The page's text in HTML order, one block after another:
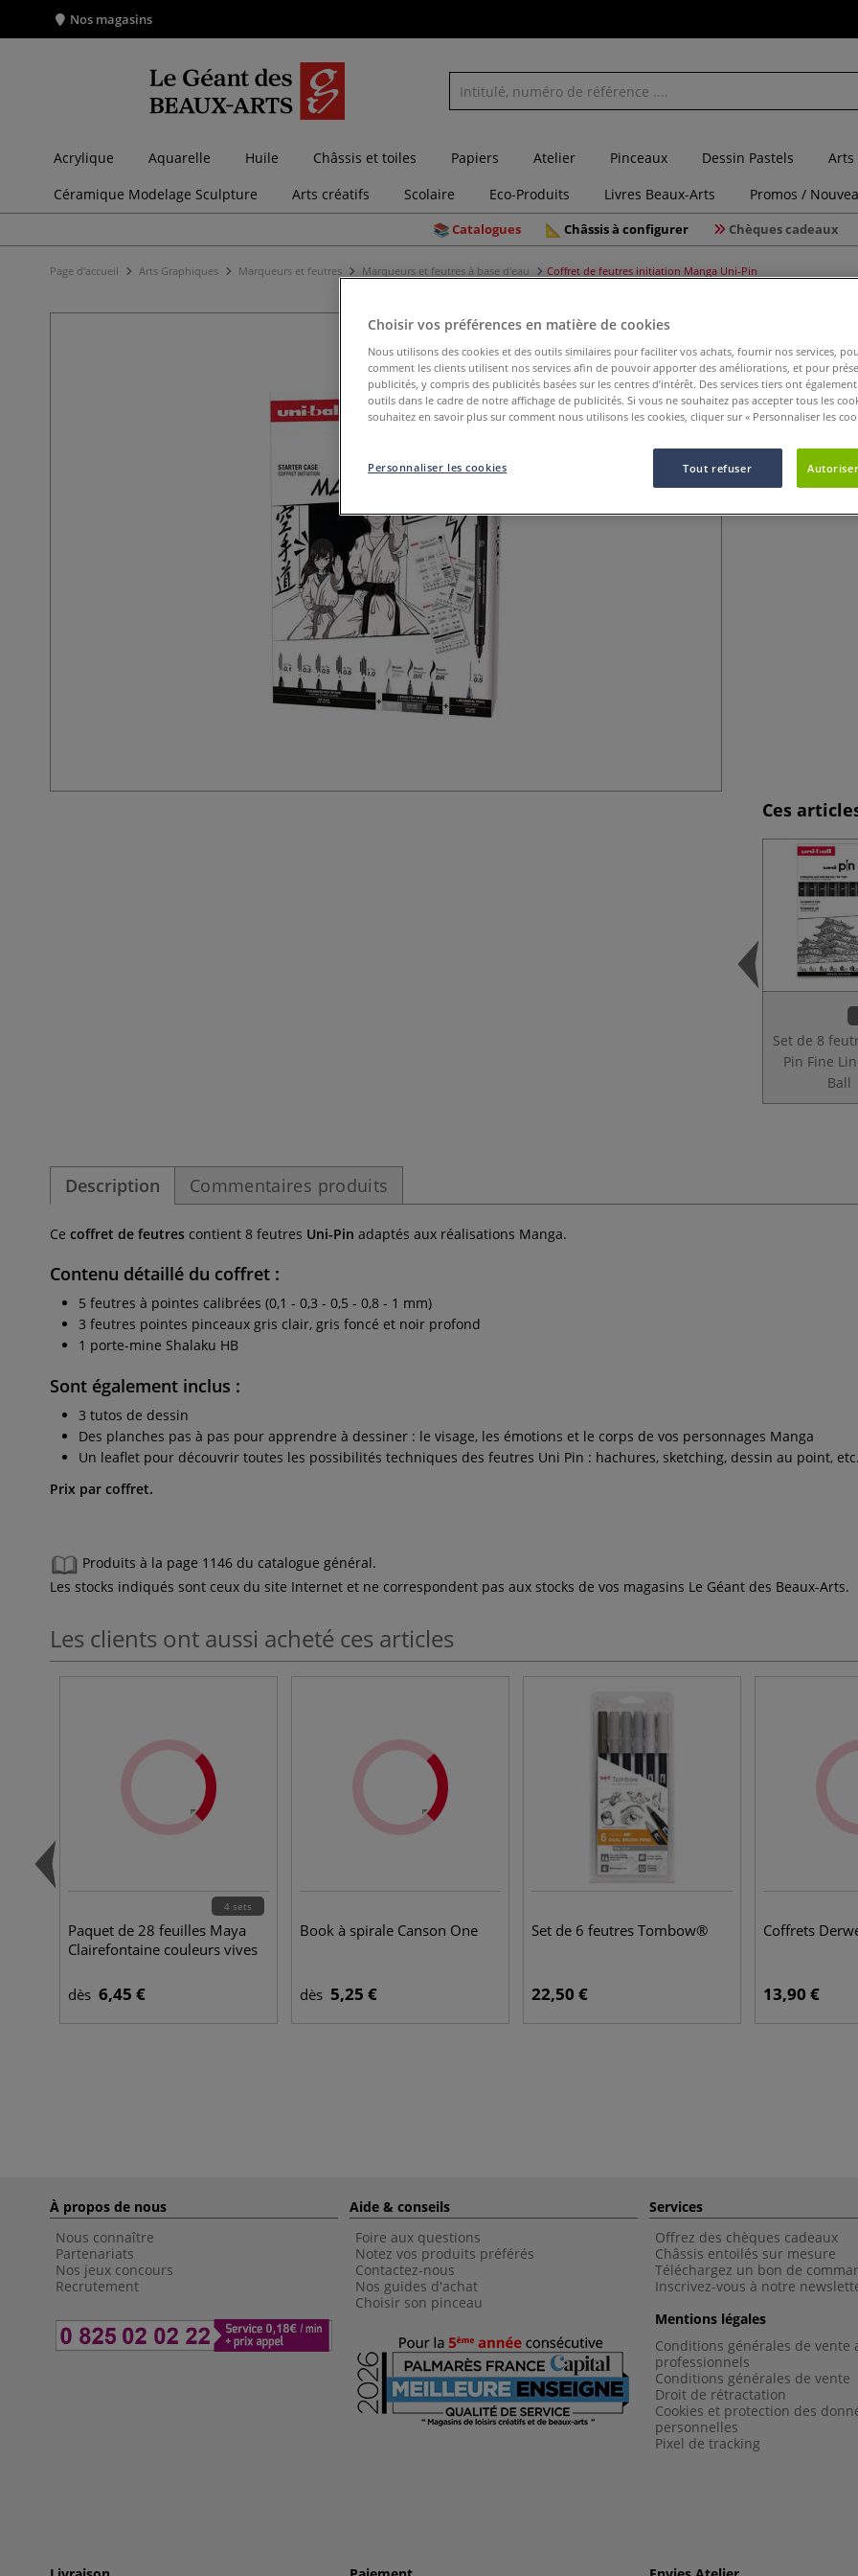
Nos magasins
Acrylique Aquarelle Huile Châssis et toiles Papiers Atelier Pinceaux Dessin Pastels
Arts
Céramique Modelage Sculpture
Arts créatifs Scolaire Eco-Produits Livres Beaux-Arts Promos /
Catalogues Châssis à configurer Chèques cadeaux
Page d'accueil Arts Graphiques Marqueurs et feutres Marqueurs et feutres à base d'eau Coffret de feutres initiation Manga Uni-Pin
Pin
Ces
Set de 8
Pin Fine
Ball
Description Commentaires produits
Ce coffret de feutres contient 8 feutres Uni-Pin adaptés aux réalisations Manga.
Contenu détaillé du coffret :
5 feutres à pointes calibrées (0,1 - 0,3 - 0,5 - 0,8 - 1 mm)
3 feutres pointes pinceaux gris clair, gris foncé et noir profond
1 porte-mine Shalaku HB
Sont également inclus :
3 tutos de dessin
Des planches pas à pas pour apprendre à dessiner : le visage, les émotions et le corps de vos personnages Manga
Un leaflet pour découvrir toutes les possibilités techniques des feutres Uni Pin : hachures, sketching, dessin au point,
Prix par coffret.
Produits à la page 1146 du catalogue général.
Les stocks indiqués sont ceux du site Internet et ne correspondent pas aux stocks de vos magasins Le Géant des Beaux-Arts.
Les clients ont aussi acheté ces articles
4 sets
Paquet de 28 feuilles Maya
Clairefontaine couleurs vives
dès 6,45 €
Book à spirale Canson One
dès 5,25 €
Set de 6 feutres Tombow®
22,50 €
Coffrets
13,90 €
À propos de nous
Nous connaître
Partenariats
Nos jeux concours
Recrutement
Aide & conseils
Foire aux questions
Notez vos produits préférés
Contactez-nous
Nos guides d'achat
Choisir son pinceau
Services
Offrez des chèques cadeaux
Châssis entoilés sur mesure
Téléchargez un bon de
Inscrivez-vous à notre
Mentions légales
Conditions générales de vente
professionnels
Conditions générales de vente
Droit de rétractation
Cookies et protection des
personnelles
Pixel de tracking
Choisir vos préférences en matière de cookies
Nous utilisons des cookies et des outils similaires pour faciliter vos achats, fournir nos services,
comment les clients utilisent nos services afin de pouvoir apporter des améliorations, et pour
publicités, y compris des publicités basées sur les centres d’intérêt. Des services tiers ont
outils dans le cadre de notre affichage de publicités. Si vous ne souhaitez pas accepter tous les
souhaitez en savoir plus sur comment nous utilisons les cookies, cliquer sur « Personnaliser les
Tout refuser
Personnaliser les cookies